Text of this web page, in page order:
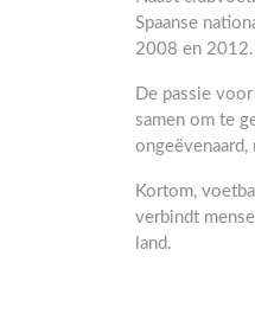
Spaanse
2008 en 2012.
De passie
samen om te
Kortom,
verbindt
land.